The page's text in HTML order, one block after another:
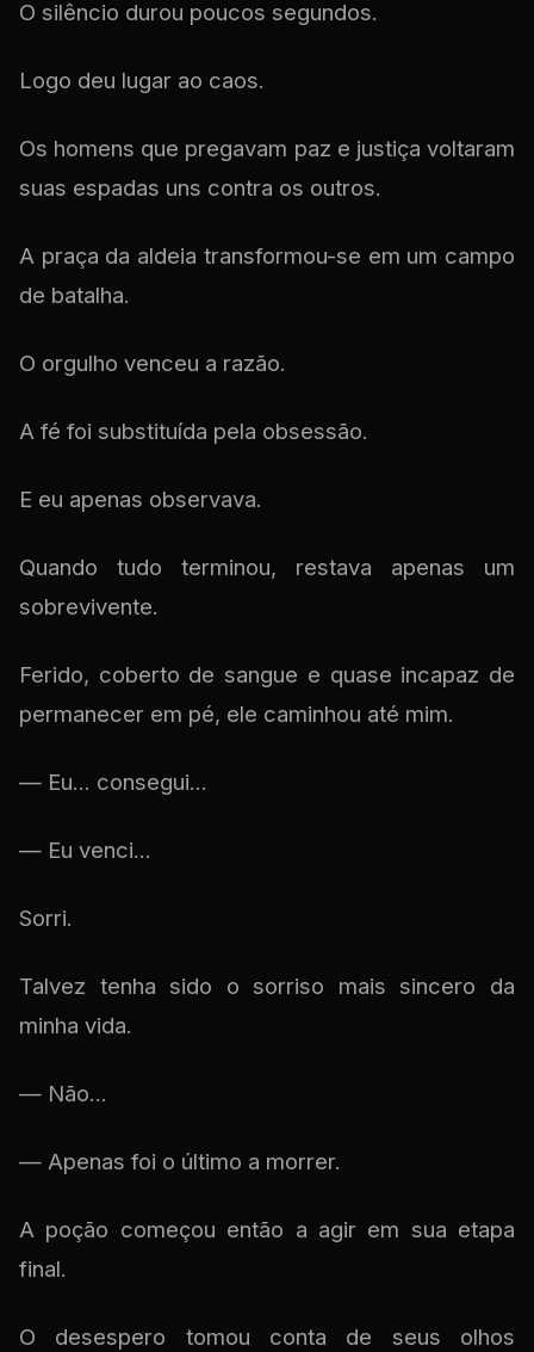
O silêncio durou poucos segundos.
Logo deu lugar ao caos.
Os homens que pregavam paz e justiça voltaram
suas espadas uns contra os outros.
A praça da aldeia transformou-se em um campo
de batalha.
O orgulho venceu a razão.
A fé foi substituída pela obsessão.
E eu apenas observava.
Quando tudo terminou, restava apenas um
sobrevivente.
Ferido, coberto de sangue e quase incapaz de
permanecer em pé, ele caminhou até mim.
— Eu... consegui...
— Eu venci...
Sorri.
Talvez tenha sido o sorriso mais sincero da
minha vida.
— Não...
— Apenas foi o último a morrer.
A poção começou então a agir em sua etapa
final.
O desespero tomou conta de seus olhos